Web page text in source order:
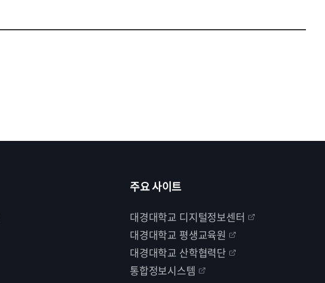
주요 사이트
대경대학교 디지털정보센터
대경대학교 평생교육원
대경대학교 산학협력단
통합정보시스템